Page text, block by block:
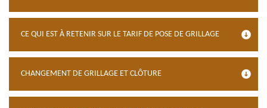
CE QUI EST À RETENIR SUR LE TARIF DE POSE DE GRILLAGE
CHANGEMENT DE GRILLAGE ET CLÔTURE